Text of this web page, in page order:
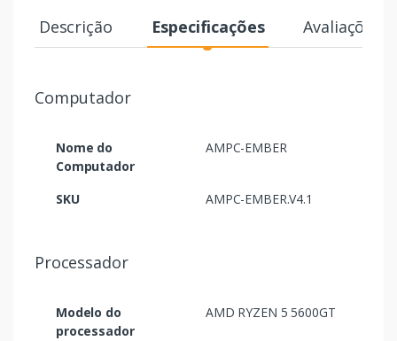
Descrição Especificações Avaliações
Computador
Nome do
Computador
AMPC-EMBER
SKU AMPC-EMBER.V4.1
Processador
Modelo do
processador
AMD RYZEN 5 5600GT